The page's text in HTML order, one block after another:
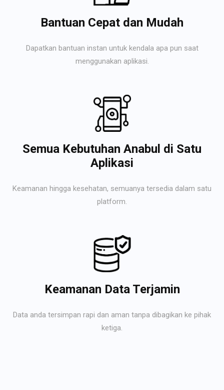
Bantuan Cepat dan Mudah
Dapatkan bantuan instan untuk kendala apa pun saat
menggunakan aplikasi.
Semua Kebutuhan Anabul di Satu
Aplikasi
Keamanan hingga kesehatan, semuanya tersedia dalam satu
platform.
Keamanan Data Terjamin
Data anda tersimpan rapi dan aman tanpa dibagikan ke pihak
ketiga.